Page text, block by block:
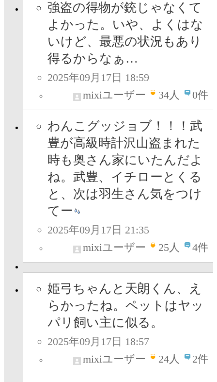
強盗の得物が銃じゃなくて
よかった。いや、よくはな
いけど、最悪の状況もあり
得るからなぁ…
2025年09月17日 18:59
mixiユーザー
34人 0件
わんこグッジョブ！！！武
豊が高級時計沢山盗まれた
時も奥さん家にいたんだよ
ね。武豊、イチローとくる
と、次は羽生さん気をつけ
てー
2025年09月17日 21:35
mixiユーザー
25人 4件
姫弓ちゃんと天朗くん、え
らかったね。ペットはヤッ
パリ飼い主に似る。
2025年09月17日 18:57
mixiユーザー
24人 2件